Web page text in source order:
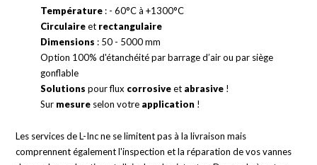
Température : - 60°C à +1300°C
Circulaireet rectangulaire
Dimensions : 50 - 5000 mm
Option 100% d'étanchéité par barrage d’air ou par siège
gonflable
Solutionspour flux corrosiveet abrasive !
Sur mesure selon votre application !
Les services de L-Inc ne se limitent pas à la livraison mais
comprennent également l'inspection et la réparation de vos vannes